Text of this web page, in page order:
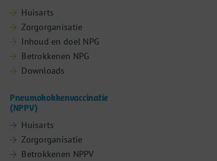
Huisarts
Zorgorganisatie
Inhoud en doel NPG
Betrokkenen NPG
Downloads
Pneumokokkenvaccinatie
(NPPV)
Huisarts
Zorgorganisatie
Betrokkenen NPPV